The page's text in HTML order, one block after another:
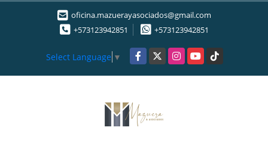
oficina.mazuerayasociados@gmail.com
+573123942851
+573123942851
Select Language ▼ Facebook
X InstagramYouTubeTikTok